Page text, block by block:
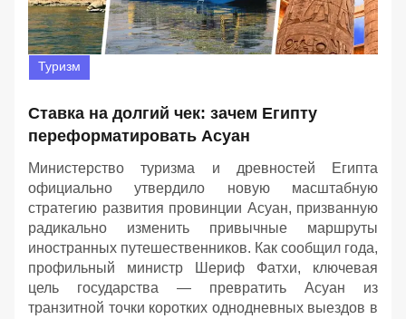
Туризм
Ставка на долгий чек: зачем Египту
переформатировать Асуан
Министерство туризма и древностей Египта
официально утвердило новую масштабную
стратегию развития провинции Асуан, призванную
радикально изменить привычные маршруты
иностранных путешественников. Как сообщил года,
профильный министр Шериф Фатхи, ключевая
цель государства — превратить Асуан из
транзитной точки коротких однодневных выездов в